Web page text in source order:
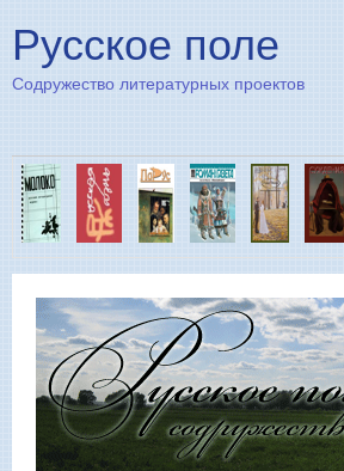
Русское поле
Содружество литературных проектов